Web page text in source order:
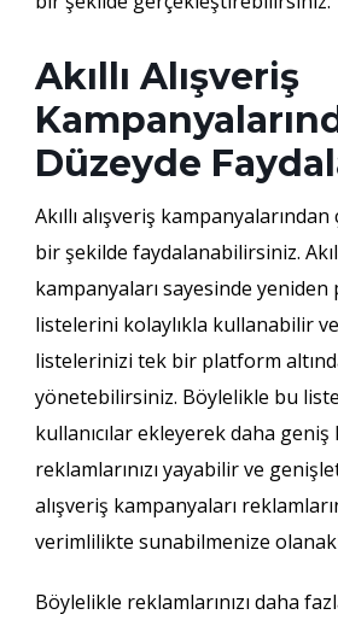
Akıllı Alışveriş
Düzeyde
Akıllı alışveriş kampanyalarından
bir şekilde faydalanabilirsiniz.
kampanyaları sayesinde yeniden
listelerini kolaylıkla kullanabilir
listelerinizi tek bir platform
yönetebilirsiniz. Böylelikle bu
kullanıcılar ekleyerek daha
reklamlarınızı yayabilir ve
alışveriş kampanyaları
verimlilikte sunabilmenize
Böylelikle reklamlarınızı daha